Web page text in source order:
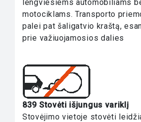
lengviesiems automobiliams
motociklams. Transporto
palei pat šaligatvio kraštą,
prie važiuojamosios dalies
839 Stovėti išjungus variklį
Stovėjimo vietoje stovėti